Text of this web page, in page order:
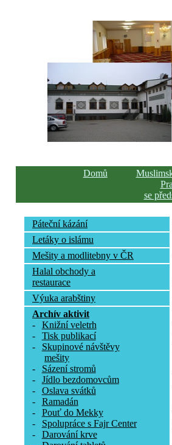
Domů
se
Páteční kázání
Letáky o islámu
Mešity a modlitebny v ČR
Halal obchody a
restaurace
Výuka arabštiny
Archív aktivit
-
Knižní veletrh
-
Tisk publikací
-
Skupinové návštěvy
mešity
-
Sázení stromů
-
Jídlo bezdomovcům
-
Oslava svátků
-
Ramadán
-
Pouť do Mekky
-
Spolupráce s Fajr Center
-
Darování krve